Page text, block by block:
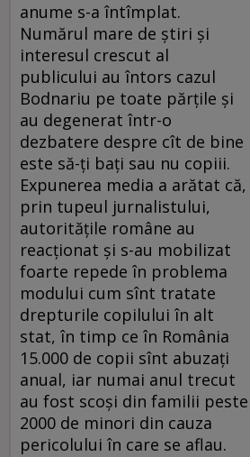
anume s-a întîmplat.
Numărul mare de știri și
interesul crescut al
publicului au întors cazul
Bodnariu pe toate părțile și
au degenerat într-o
dezbatere despre cît de bine
este să-ți bați sau nu copiii.
Expunerea media a arătat că,
prin tupeul jurnalistului,
autoritățile române au
reacționat și s-au mobilizat
foarte repede în problema
modului cum sînt tratate
drepturile copilului în alt
stat, în timp ce în România
15.000 de copii sînt abuzați
anual, iar numai anul trecut
au fost scoși din familii peste
2000 de minori din cauza
pericolului în care se aflau.